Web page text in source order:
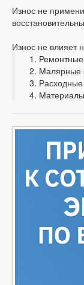
Износ не
Износ не влияет
Малярные